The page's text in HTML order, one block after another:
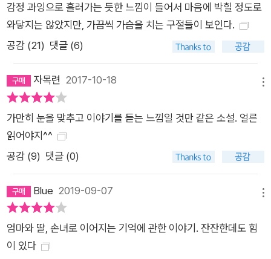
시 바턴』에서 말하는 ‘인간의 조건’은 기억이다. 매 순간 한 겹씩
쌓인 그 기억의 총체가 ‘나’라는 사람을 구성하고 정의한다. 하지
만 그 기억은 선연하고 명료한 기억이 아니라 흐릿하고 모호한 기
억이다. 일부가 지워져 있거나 세월 속에서 뒤틀린 기억이다. 소
설의 화자인 루시는 반복해서 자신의 기억이, 즉 자신의 진술이,
사실이 아닐 수도 있음을 밝힌다. 따라서 독자는 화자가 말하는
과거의 일화들이 실제로 일어난 일이 맞는지 확신할 수 없다. 기
억은 그렇게 불완전하고 우리를 구성하는 것이 그 불완전함이기
가 어린 시절 자신이 받았던 고통과 상처를 떠올려주기를 기대하
지만 끝내 그 바람은 이루어지지 않는다. 두 사람의 기억은 어긋
난다. 딸과 엄마는 서로를 사랑하지만 서로를 완전히 이해하지 못
어떤 최종적인 하나의 진실을 확인하기 위해서가 아니다. 중요한
것, 소설이 진정으로 말하고 싶어하는 것은 실체적 진실이 아니라
감정 과잉으로 흘러가는 듯한 느낌이 들어서 마음에 박힐 정도로
와닿지는 않았지만, 가끔씩 가슴을 치는 구절들이 보인다.
공감 (21) 댓글 (6)
자목련 2017-10-18
가만히 눈을 맞추고 이야기를 듣는 느낌일 것만 같은 소설. 얼른
읽어야지^^
공감 (9) 댓글 (0)
Blue 2019-09-07
엄마와 딸, 손녀로 이어지는 기억에 관한 이야기. 잔잔한데도 힘
이 있다